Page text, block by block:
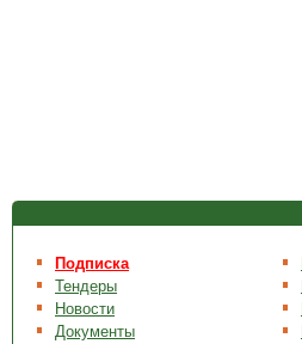
Подписка
Тендеры
Новости
Документы